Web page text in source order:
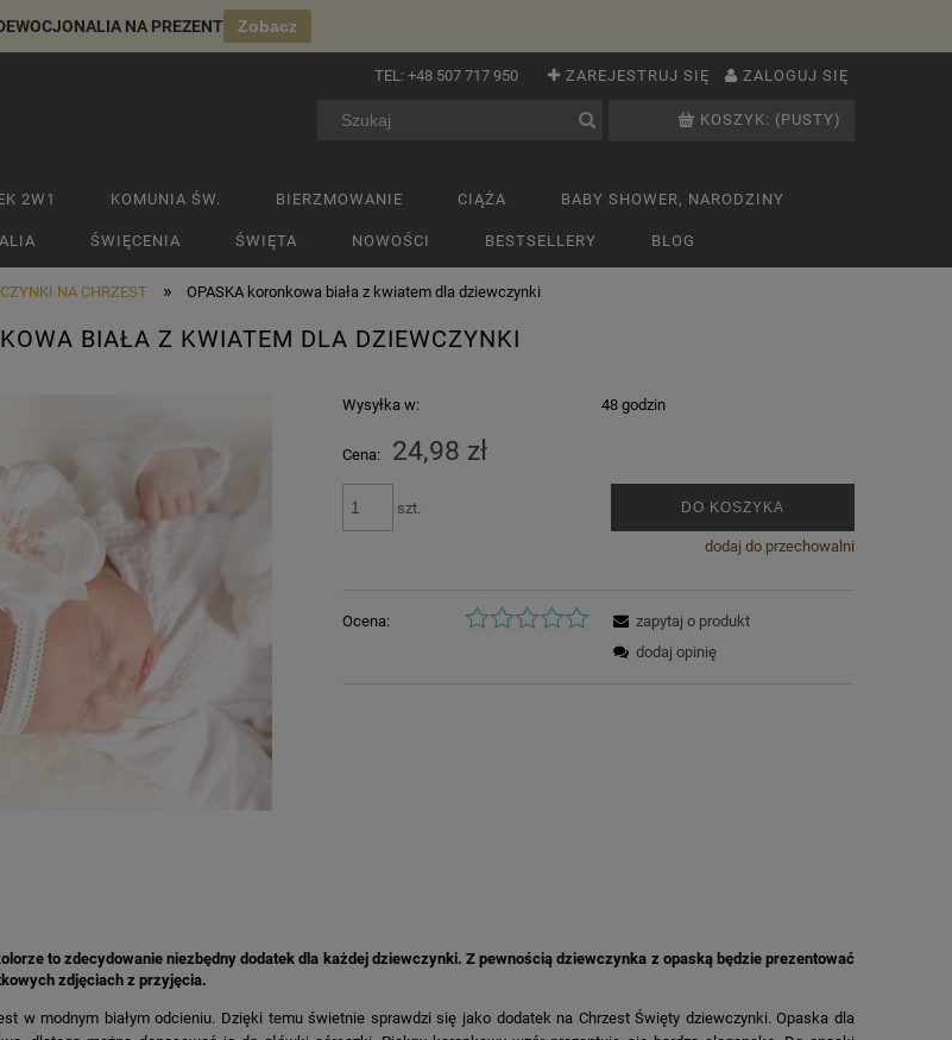
NA PREZENT Zobacz
ZAREJESTRUJ SIĘ ZALOGUJ SIĘ
TEL: +48 507 717 950
KOSZYK: (PUSTY)
2W1 KOMUNIA ŚW. BIERZMOWANIE CIĄŻA BABY SHOWER, NARODZINY
ŚWIĘCENIA ŚWIĘTA NOWOŚCI BESTSELLERY BLOG
NA CHRZEST » OPASKA koronkowa biała z kwiatem dla dziewczynki
BIAŁA Z KWIATEM DLA DZIEWCZYNKI
Wysyłka w: 48 godzin
Cena: 24,98 zł
szt. DO KOSZYKA
dodaj do przechowalni
Ocena:
zapytaj o produkt
dodaj opinię
to zdecydowanie niezbędny dodatek dla każdej dziewczynki. Z pewnością dziewczynka z opaską będzie prezentować
zdjęciach z przyjęcia.
w modnym białym odcieniu. Dzięki temu świetnie sprawdzi się jako dodatek na Chrzest Święty dziewczynki. Opaska dla